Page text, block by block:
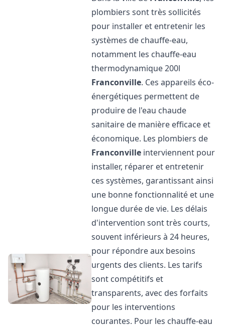
plombiers sont très sollicités
pour installer et entretenir les
systèmes de chauffe-eau,
notamment les chauffe-eau
thermodynamique 200l
Franconville. Ces appareils éco-
énergétiques permettent de
produire de l'eau chaude
sanitaire de manière efficace et
économique. Les plombiers de
Franconville interviennent pour
installer, réparer et entretenir
ces systèmes, garantissant ainsi
une bonne fonctionnalité et une
longue durée de vie. Les délais
d'intervention sont très courts,
souvent inférieurs à 24 heures,
pour répondre aux besoins
urgents des clients. Les tarifs
sont compétitifs et
transparents, avec des forfaits
pour les interventions
courantes. Pour les chauffe-eau